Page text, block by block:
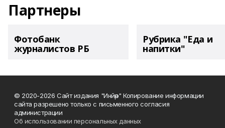
Партнеры
Фотобанк
журналистов РБ
Рубрика "Еда и
напитки"
© 2020-2026 Сайт издания "Инйәр" Копирование информации
сайта разрешено только с письменного согласия
администрации
Об использовании персональных данных